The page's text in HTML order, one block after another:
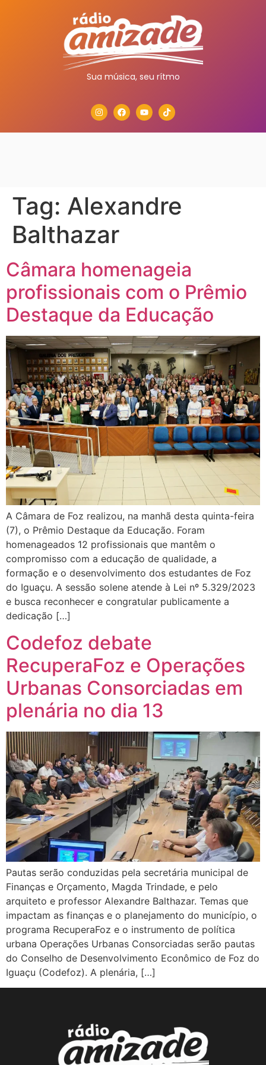
Sua música, seu rítmo
Tag: Alexandre
Balthazar
Câmara homenageia
profissionais com o Prêmio
Destaque da Educação
A Câmara de Foz realizou, na manhã desta quinta-feira
(7), o Prêmio Destaque da Educação. Foram
homenageados 12 profissionais que mantêm o
compromisso com a educação de qualidade, a
formação e o desenvolvimento dos estudantes de Foz
do Iguaçu. A sessão solene atende à Lei nº 5.329/2023
e busca reconhecer e congratular publicamente a
dedicação […]
Codefoz debate
RecuperaFoz e Operações
Urbanas Consorciadas em
plenária no dia 13
Pautas serão conduzidas pela secretária municipal de
Finanças e Orçamento, Magda Trindade, e pelo
arquiteto e professor Alexandre Balthazar. Temas que
impactam as finanças e o planejamento do município, o
programa RecuperaFoz e o instrumento de política
urbana Operações Urbanas Consorciadas serão pautas
do Conselho de Desenvolvimento Econômico de Foz do
Iguaçu (Codefoz). A plenária, […]